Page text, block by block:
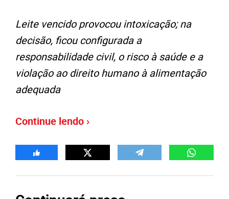
Leite vencido provocou intoxicação; na
decisão, ficou configurada a
responsabilidade civil, o risco à saúde e a
violação ao direito humano à alimentação
adequada
Continue lendo ›